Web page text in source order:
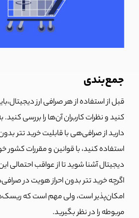
جمع‌بندی
قبل از استفاده از هر صرافی ارز
کنید و نظرات کاربران آن‌ها را بررسی
دارید از صرافی‌هی با قابلیت خرید تتر
استفاده کنید، با قوانین و مقررات کشور
دیجیتال آشنا شوید تا از عواقب احتمالی
اگرچه خرید تتر بدون احراز هویت در
امکان‌پذیر است، ولی مهم است که
مربوطه را در نظر بگیرید.